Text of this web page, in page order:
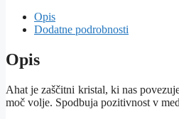
količinaOpis
Dodatne podrobnosti
Opis
Ahat je zaščitni kristal, ki nas
moč volje. Spodbuja pozitivnost v